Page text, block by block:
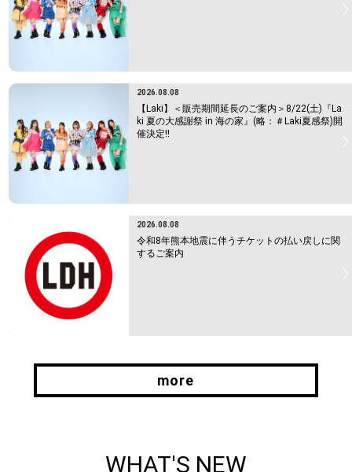
2026.08.08
【Laki】＜販売期間延長のご案内＞8/22(土)『La
ki 夏の大感謝祭 in 海の家』(略：＃Laki夏感祭)開
催決定!!
2026.08.08
令和8年熊本地震に伴うチケットの払い戻しに関
するご案内
more
WHAT'S NEW